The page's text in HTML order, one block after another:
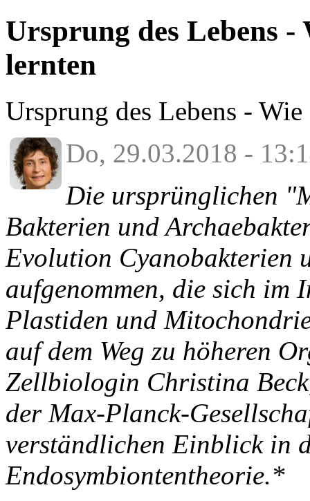
Ursprung des Lebens
lernten
Ursprung des Lebens -
Do, 29.03.2018 -
Die ursprünglichen
Bakterien und
Evolution Cyanobakterien
aufgenommen, die sich im
Plastiden und
auf dem Weg zu höheren
Zellbiologin Christina
der Max-Planck-
verständlichen Einblick in
Endosymbiontentheorie.*